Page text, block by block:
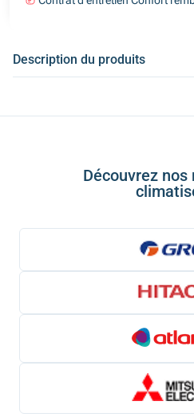
Description du produits
Découvrez nos